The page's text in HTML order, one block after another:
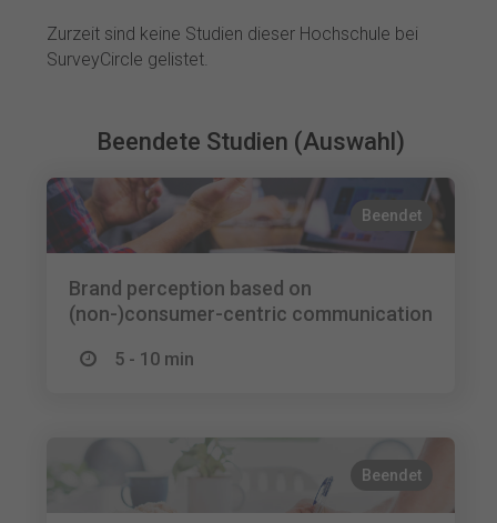
Zurzeit sind keine Studien dieser Hochschule bei
SurveyCircle gelistet.
Beendete Studien (Auswahl)
Beendet
Brand perception based on
(non-)consumer-centric communication
5 - 10 min
Beendet